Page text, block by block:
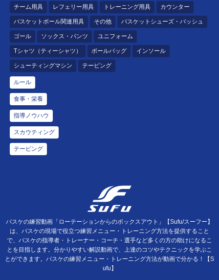
チーム用具 レフェリー用具 トレーニング用具 カウンター
バスケットボール関連用具 その他 バスケットシューズ・バッシュ
ゴール ソックス・パンツ ユニフォーム
Tシャツ（ティーシャツ） ボールバッグ インソール
シューティングマシン テーピング
ルール
食事・栄養
指導ノウハウ
スカウティング
テーピング
バスケの練習動画「ローテーションからのボックスアウト」【Sufu/スーフー】
は、バスケの現場で役立つ練習メニュー・トレーニング方法を提供すること
で、バスケの指導者・トレーナー・コーチ・選手など多くの方の助けになるこ
とを目指します。分かりやすい解説動画で、上達のコツやテクニックを学ぶこ
とができます。バスケの練習メニュー・トレーニング方法が動画で分かる！【S
ufu】